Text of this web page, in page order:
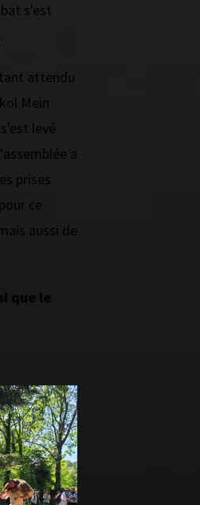
s'est
attendu
Mein
levé
a
prises
ce
aussi de
que le